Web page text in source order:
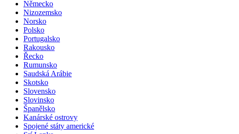
Německo
Nizozemsko
Norsko
Polsko
Portugalsko
Rakousko
Řecko
Rumunsko
Saudská Arábie
Skotsko
Slovensko
Slovinsko
Španělsko
Kanárské ostrovy
Spojené státy americké